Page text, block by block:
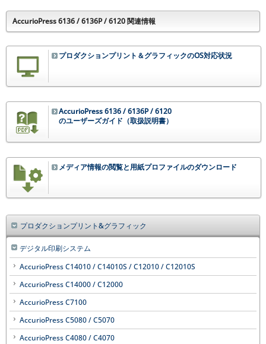
AccurioPress 6136 / 6136P / 6120 関連情報
プロダクションプリント＆グラフィックのOS対応状況
AccurioPress 6136 / 6136P / 6120
のユーザーズガイド（取扱説明書）
メディア情報の閲覧と用紙プロファイルのダウンロード
プロダクションプリント&グラフィック
デジタル印刷システム
AccurioPress C14010 / C14010S / C12010 / C12010S
AccurioPress C14000 / C12000
AccurioPress C7100
AccurioPress C5080 / C5070
AccurioPress C4080 / C4070